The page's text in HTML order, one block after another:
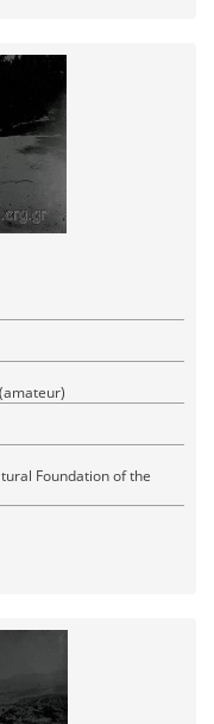
Foundation of the